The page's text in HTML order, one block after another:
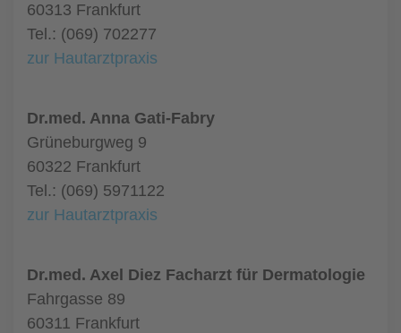
60313 Frankfurt
Tel.: (069) 702277
zur Hautarztpraxis
Dr.med. Anna Gati-Fabry
Grüneburgweg 9
60322 Frankfurt
Tel.: (069) 5971122
zur Hautarztpraxis
Dr.med. Axel Diez Facharzt für Dermatologie
Fahrgasse 89
60311 Frankfurt